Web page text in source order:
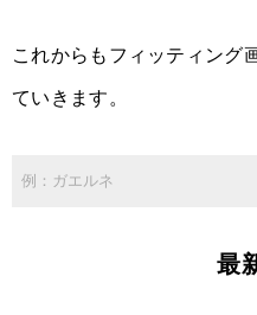
これからもフィッティング
ていきます。
最